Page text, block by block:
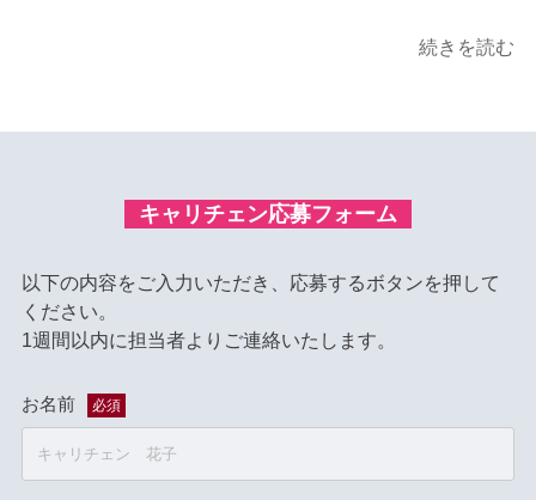
続きを読む
キャリチェン応募フォーム
以下の内容をご入力いただき、応募するボタンを押して
ください。
1週間以内に担当者よりご連絡いたします。
お名前 必須